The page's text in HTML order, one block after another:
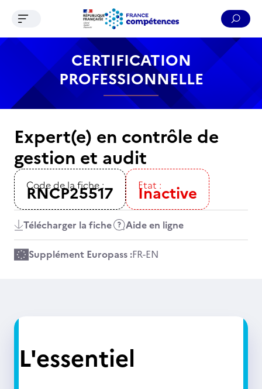
Contenu Recherche Menu Pied de page
Ouvrir le menu de navigation
CERTIFICATION
PROFESSIONNELLE
Expert(e) en contrôle de
gestion et audit
Code de la fiche :
RNCP25517 Etat :
Inactive
Télécharger la fiche Aide en ligne
Supplément Europass :FR-EN
L'essentiel